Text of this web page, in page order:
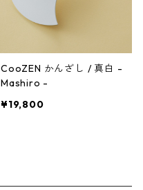
CooZEN かんざし / 真白 -
Mashiro -
¥19,800